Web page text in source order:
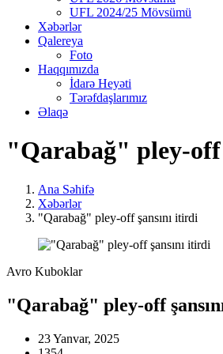
UFL 2024/25 Mövsümü
Xəbərlər
Qalereya
Foto
Haqqımızda
İdarə Heyəti
Tərəfdaşlarımız
Əlaqə
"Qarabağ" pley-off
Ana Səhifə
Xəbərlər
"Qarabağ" pley-off şansını itirdi
Avro Kuboklar
"Qarabağ" pley-off
23 Yanvar, 2025